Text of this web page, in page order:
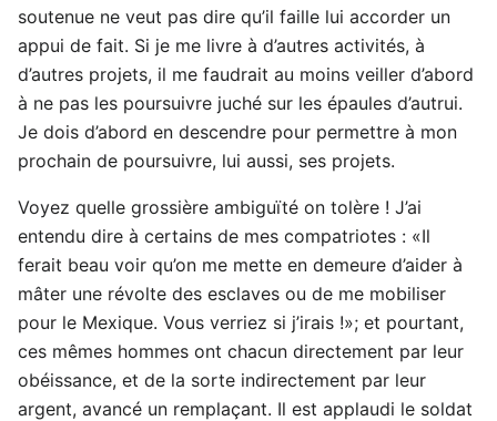
soutenue ne veut pas dire qu’il faille lui accorder un
appui de fait. Si je me livre à d’autres activités, à
d’autres projets, il me faudrait au moins veiller d’abord
à ne pas les poursuivre juché sur les épaules d’autrui.
Je dois d’abord en descendre pour permettre à mon
prochain de poursuivre, lui aussi, ses projets.
Voyez quelle grossière ambiguïté on tolère ! J’ai
entendu dire à certains de mes compatriotes : «Il
ferait beau voir qu’on me mette en demeure d’aider à
mâter une révolte des esclaves ou de me mobiliser
pour le Mexique. Vous verriez si j’irais !»; et pourtant,
ces mêmes hommes ont chacun directement par leur
obéissance, et de la sorte indirectement par leur
argent, avancé un remplaçant. Il est applaudi le soldat